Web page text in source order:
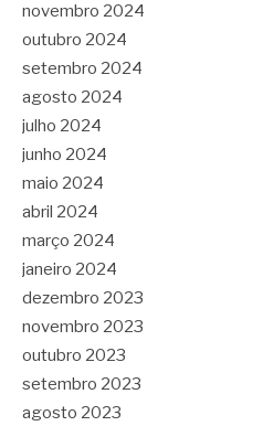
novembro 2024
outubro 2024
setembro 2024
agosto 2024
julho 2024
junho 2024
maio 2024
abril 2024
março 2024
janeiro 2024
dezembro 2023
novembro 2023
outubro 2023
setembro 2023
agosto 2023